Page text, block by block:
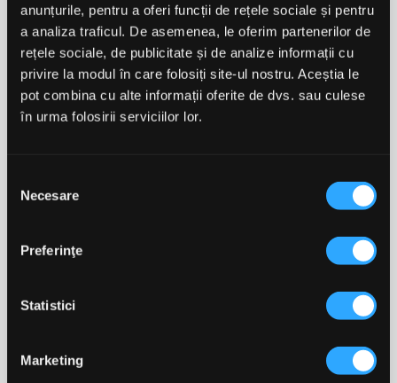
anunțurile, pentru a oferi funcții de rețele sociale și pentru
a analiza traficul. De asemenea, le oferim partenerilor de
rețele sociale, de publicitate și de analize informații cu
privire la modul în care folosiți site-ul nostru. Aceștia le
pot combina cu alte informații oferite de dvs. sau culese
în urma folosirii serviciilor lor.
consimțământului
Necesare
Preferinţe
Statistici
Marketing
106,25 lei125,00 lei
ADAUGĂ ÎN COȘ
187,20 lei208,00 lei
ADAUGĂ ÎN COȘ
Professional 6kg -
Diverse Arome
Applied Nutrition
Din Zer 2kg